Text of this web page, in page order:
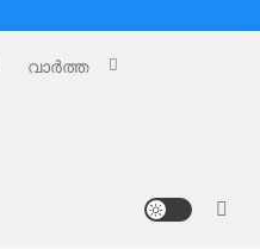
വാർത്ത